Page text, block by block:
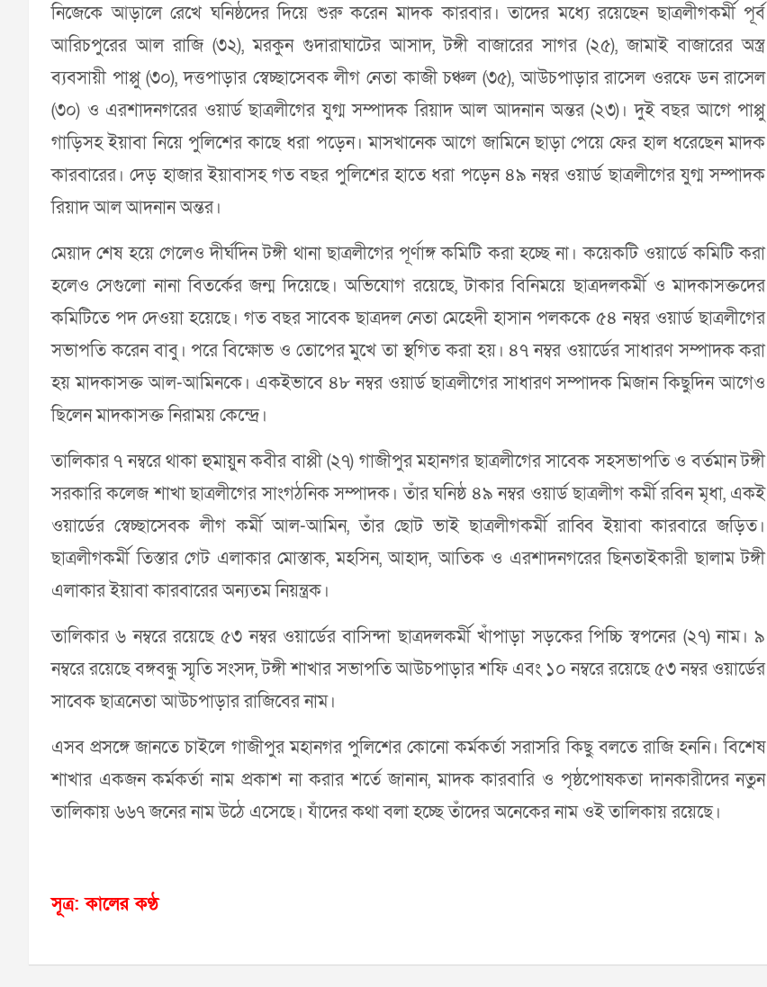
নিজেকে আড়ালে রেখে ঘনিষ্ঠদের দিয়ে শুরু করেন মাদক কারবার। তাদের মধ্যে রয়েছেন ছাত্রলীগকর্মী পূর্ব
আরিচপুরের আল রাজি (৩২), মরকুন গুদারাঘাটের আসাদ, টঙ্গী বাজারের সাগর (২৫), জামাই বাজারের অস্ত্র
ব্যবসায়ী পাপ্পু (৩০), দত্তপাড়ার স্বেচ্ছাসেবক লীগ নেতা কাজী চঞ্চল (৩৫), আউচপাড়ার রাসেল ওরফে ডন রাসেল
(৩০) ও এরশাদনগরের ওয়ার্ড ছাত্রলীগের যুগ্ম সম্পাদক রিয়াদ আল আদনান অন্তর (২৩)। দুই বছর আগে পাপ্পু
গাড়িসহ ইয়াবা নিয়ে পুলিশের কাছে ধরা পড়েন। মাসখানেক আগে জামিনে ছাড়া পেয়ে ফের হাল ধরেছেন মাদক
কারবারের। দেড় হাজার ইয়াবাসহ গত বছর পুলিশের হাতে ধরা পড়েন ৪৯ নম্বর ওয়ার্ড ছাত্রলীগের যুগ্ম সম্পাদক
রিয়াদ আল আদনান অন্তর।
মেয়াদ শেষ হয়ে গেলেও দীর্ঘদিন টঙ্গী থানা ছাত্রলীগের পূর্ণাঙ্গ কমিটি করা হচ্ছে না। কয়েকটি ওয়ার্ডে কমিটি করা
হলেও সেগুলো নানা বিতর্কের জন্ম দিয়েছে। অভিযোগ রয়েছে, টাকার বিনিময়ে ছাত্রদলকর্মী ও মাদকাসক্তদের
কমিটিতে পদ দেওয়া হয়েছে। গত বছর সাবেক ছাত্রদল নেতা মেহেদী হাসান পলককে ৫৪ নম্বর ওয়ার্ড ছাত্রলীগের
সভাপতি করেন বাবু। পরে বিক্ষোভ ও তোপের মুখে তা স্থগিত করা হয়। ৪৭ নম্বর ওয়ার্ডের সাধারণ সম্পাদক করা
হয় মাদকাসক্ত আল-আমিনকে। একইভাবে ৪৮ নম্বর ওয়ার্ড ছাত্রলীগের সাধারণ সম্পাদক মিজান কিছুদিন আগেও
ছিলেন মাদকাসক্ত নিরাময় কেন্দ্রে।
তালিকার ৭ নম্বরে থাকা হুমায়ুন কবীর বাপ্পী (২৭) গাজীপুর মহানগর ছাত্রলীগের সাবেক সহসভাপতি ও বর্তমান টঙ্গী
সরকারি কলেজ শাখা ছাত্রলীগের সাংগঠনিক সম্পাদক। তাঁর ঘনিষ্ঠ ৪৯ নম্বর ওয়ার্ড ছাত্রলীগ কর্মী রবিন মৃধা, একই
ওয়ার্ডের স্বেচ্ছাসেবক লীগ কর্মী আল-আমিন, তাঁর ছোট ভাই ছাত্রলীগকর্মী রাব্বি ইয়াবা কারবারে জড়িত।
ছাত্রলীগকর্মী তিস্তার গেট এলাকার মোস্তাক, মহসিন, আহাদ, আতিক ও এরশাদনগরের ছিনতাইকারী ছালাম টঙ্গী
এলাকার ইয়াবা কারবারের অন্যতম নিয়ন্ত্রক।
তালিকার ৬ নম্বরে রয়েছে ৫৩ নম্বর ওয়ার্ডের বাসিন্দা ছাত্রদলকর্মী খাঁপাড়া সড়কের পিচ্চি স্বপনের (২৭) নাম। ৯
নম্বরে রয়েছে বঙ্গবন্ধু স্মৃতি সংসদ, টঙ্গী শাখার সভাপতি আউচপাড়ার শফি এবং ১০ নম্বরে রয়েছে ৫৩ নম্বর ওয়ার্ডের
সাবেক ছাত্রনেতা আউচপাড়ার রাজিবের নাম।
এসব প্রসঙ্গে জানতে চাইলে গাজীপুর মহানগর পুলিশের কোনো কর্মকর্তা সরাসরি কিছু বলতে রাজি হননি। বিশেষ
শাখার একজন কর্মকর্তা নাম প্রকাশ না করার শর্তে জানান, মাদক কারবারি ও পৃষ্ঠপোষকতা দানকারীদের নতুন
তালিকায় ৬৬৭ জনের নাম উঠে এসেছে। যাঁদের কথা বলা হচ্ছে তাঁদের অনেকের নাম ওই তালিকায় রয়েছে।
সূত্র: কালের কণ্ঠ